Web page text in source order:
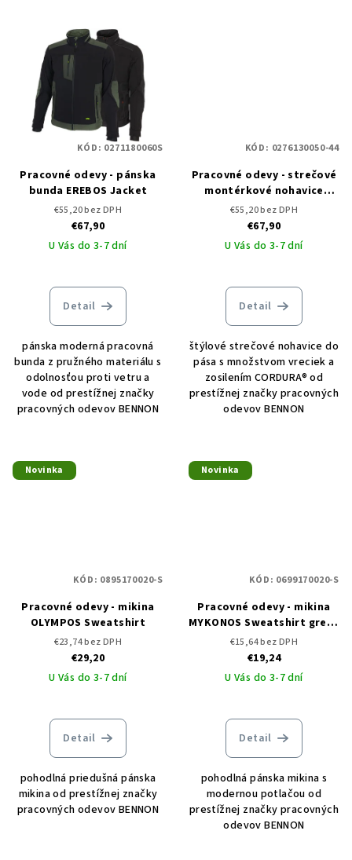
Pracovné odevy - pánska
bunda EREBOS Jacket
€55,20 bez DPH
€67,90
U Vás do 3-7 dní
Detail
pánska moderná pracovná
bunda z pružného materiálu s
odolnosťou proti vetru a
vode od prestížnej značky
pracovných odevov BENNON
KÓD: 0271180060S
Pracovné odevy - strečové
montérkové nohavice
EREBOS Trousers
€55,20 bez DPH
€67,90
U Vás do 3-7 dní
Detail
štýlové strečové nohavice do
pása s množstvom vreciek a
zosilením CORDURA® od
prestížnej značky pracovných
odevov BENNON
KÓD: 0276130050-44
Novinka
Pracovné odevy - mikina
OLYMPOS Sweatshirt
€23,74 bez DPH
€29,20
U Vás do 3-7 dní
Detail
pohodlná priedušná pánska
mikina od prestížnej značky
pracovných odevov BENNON
KÓD: 0895170020-S
Novinka
Pracovné odevy - mikina
MYKONOS Sweatshirt grey -
DOPREDAJ
€15,64 bez DPH
€19,24
U Vás do 3-7 dní
Detail
pohodlná pánska mikina s
modernou potlačou od
prestížnej značky pracovných
odevov BENNON
KÓD: 0699170020-S